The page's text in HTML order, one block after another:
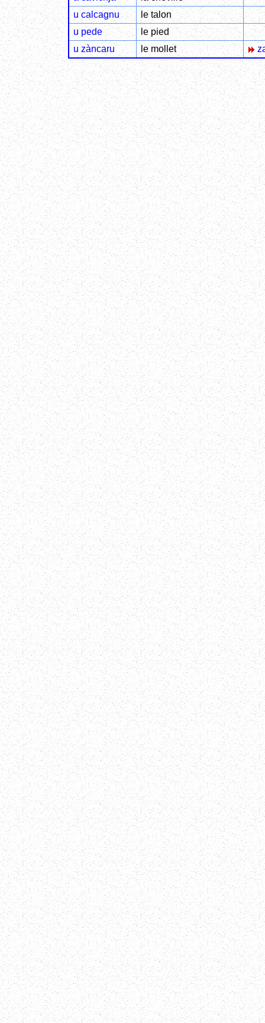
u calcagnu
le talon
u pede
le pied
u zàncaru
le mollet